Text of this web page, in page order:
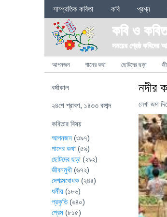
Sections
সাম্প্রতিক কবিতা কবি প্রশ্ন
কবি ও
সময়ের শ্রেষ্ঠ কবিদের
Categories
আপনজন গানের কথা ছোটদের ছড়া
নদীর
লেখা জমা
বর্ষাকাল
২৪শে শ্রাবণ, ১৪৩৩ বঙ্গাব্দ
কবিতার বিষয়
আপনজন (৩৯৭)
গানের কথা (৫৯)
ছোটদের ছড়া (২৯২)
জীবনমুখী (৬৭২)
দেশাত্মবোধক (২৪৪)
ধর্মীয় (১৮৬)
প্রকৃতি(৬৪০)
প্রেম (৮১৫)